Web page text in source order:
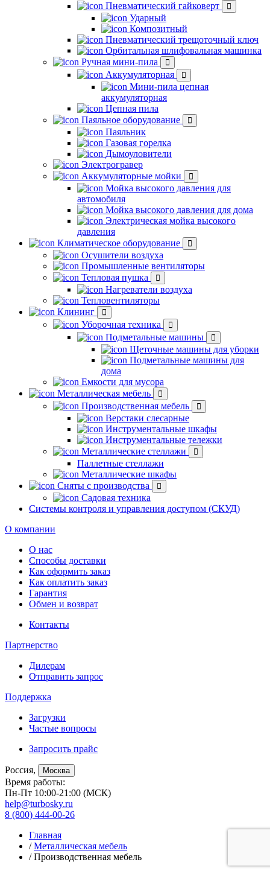
Пневматический гайковерт
Ударный
Композитный
Пневматический трещоточный ключ
Орбитальная шлифовальная машинка
Ручная мини-пила
Аккумуляторная
Мини-пила цепная
аккумуляторная
Цепная пила
Паяльное оборудование
Паяльник
Газовая горелка
Дымоуловители
Электрогравер
Аккумуляторные мойки
Мойка высокого давления для
автомобиля
Мойка высокого давления для дома
Электрическая мойка высокого
давления
Климатическое оборудование
Осушители воздуха
Промышленные вентиляторы
Тепловая пушка
Нагреватели воздуха
Тепловентиляторы
Клининг
Уборочная техника
Подметальные машины
Щеточные машины для уборки
Подметальные машины для
дома
Емкости для мусора
Металлическая мебель
Производственная мебель
Верстаки слесарные
Инструментальные шкафы
Инструментальные тележки
Металлические стеллажи
Паллетные стеллажи
Металлические шкафы
Сняты с производства
Садовая техника
Системы контроля и управления доступом (СКУД)
О компании
О нас
Способы доставки
Как оформить заказ
Как оплатить заказ
Гарантия
Обмен и возврат
Контакты
Партнерство
Дилерам
Отправить запрос
Поддержка
Загрузки
Частые вопросы
Запросить прайс
Россия, Москва
Время работы:
Пн-Пт 10:00-21:00 (МСК)
help@turbosky.ru
8 (800) 444-00-26
Главная
/Металлическая мебель
/ Производственная мебель